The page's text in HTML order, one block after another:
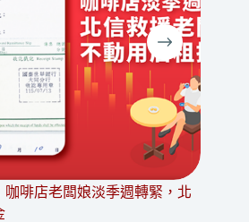
啡店老闆娘淡季週轉緊，北